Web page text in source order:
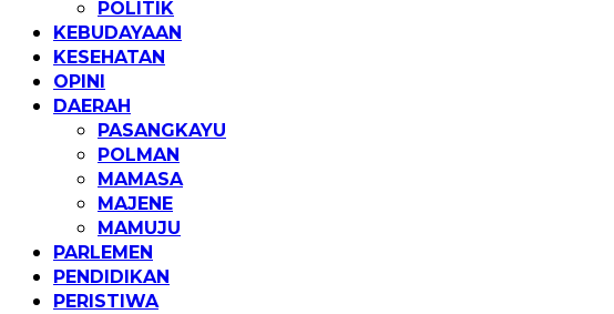
POLITIK
KEBUDAYAAN
KESEHATAN
OPINI
DAERAH
PASANGKAYU
POLMAN
MAMASA
MAJENE
MAMUJU
PARLEMEN
PENDIDIKAN
PERISTIWA